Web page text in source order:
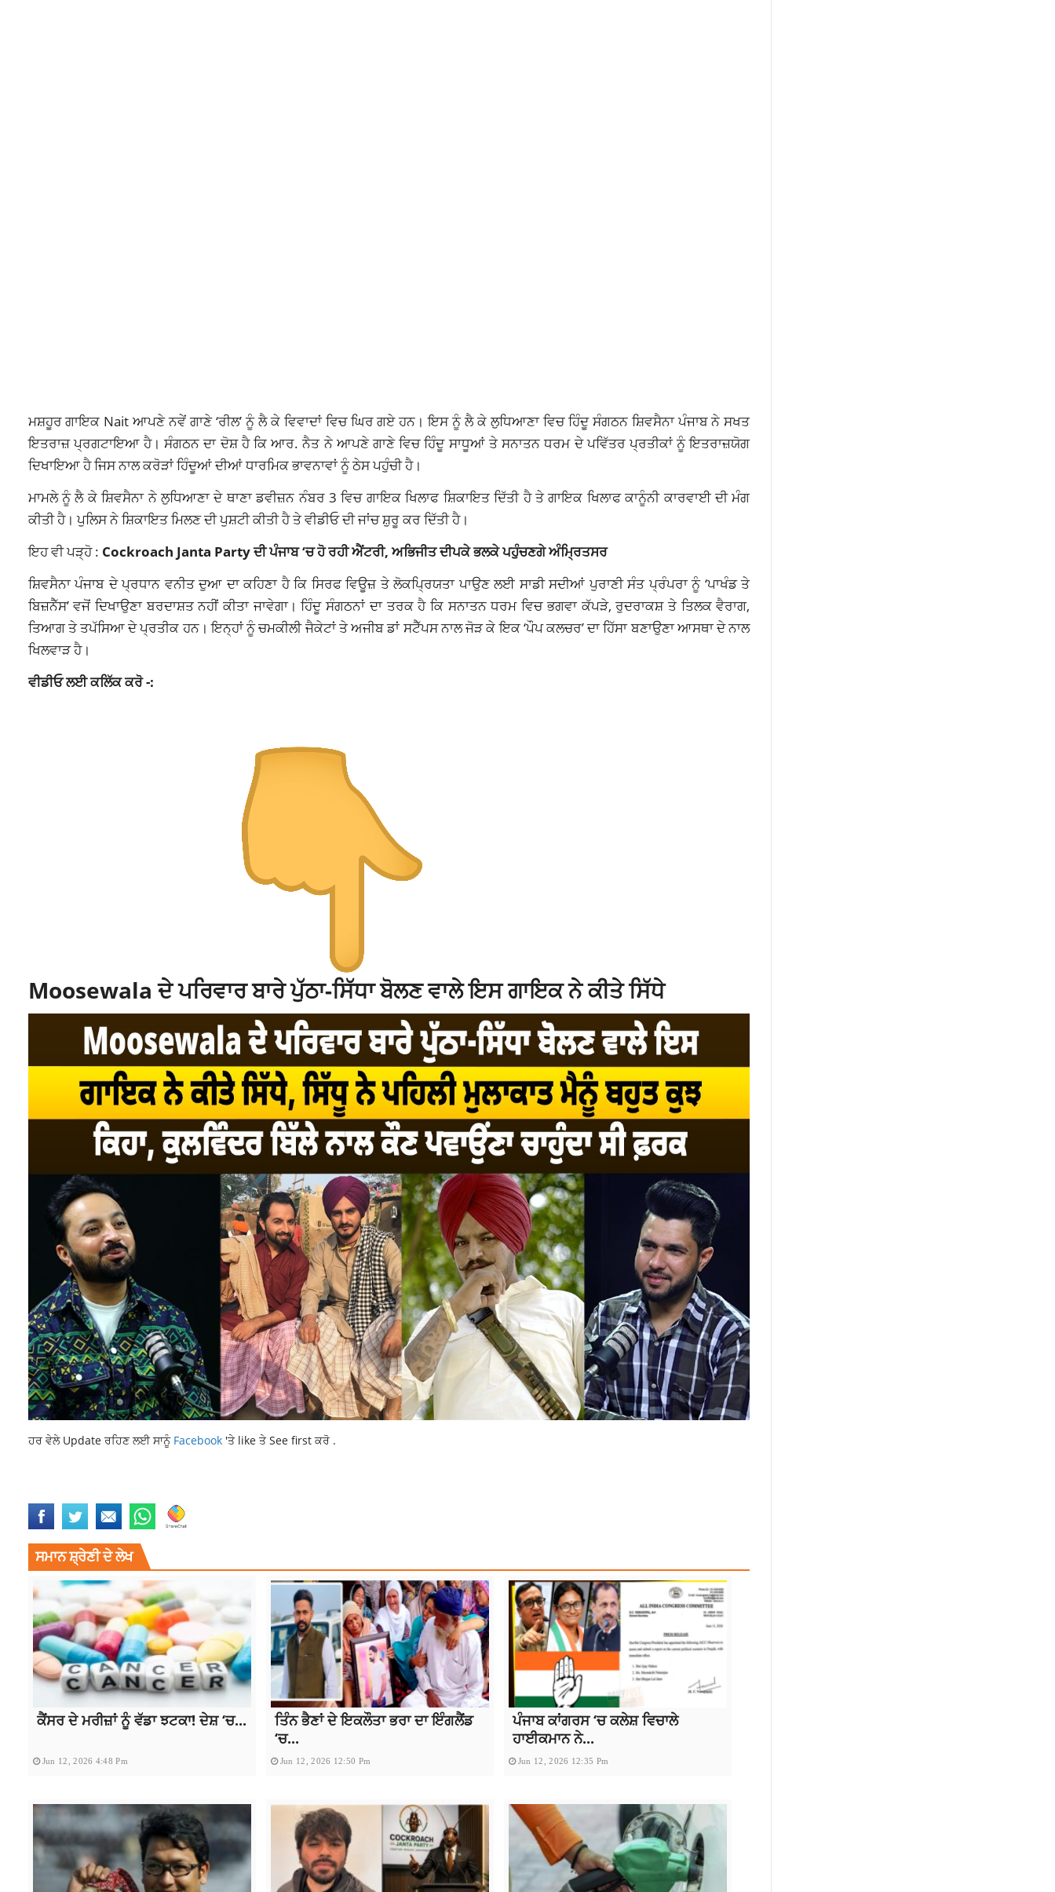
ਮਸ਼ਹੂਰ ਗਾਇਕ Nait ਆਪਣੇ ਨਵੇਂ ਗਾਣੇ ‘ਰੀਲ’ ਨੂੰ ਲੈ ਕੇ ਵਿਵਾਦਾਂ ਵਿਚ ਘਿਰ ਗਏ ਹਨ। ਇਸ ਨੂੰ ਲੈ ਕੇ ਲੁਧਿਆਣਾ ਵਿਚ ਹਿੰਦੂ ਸੰਗਠਨ ਸ਼ਿਵਸੈਨਾ ਪੰਜਾਬ ਨੇ ਸਖਤ
ਇਤਰਾਜ਼ ਪ੍ਰਗਟਾਇਆ ਹੈ। ਸੰਗਠਨ ਦਾ ਦੋਸ਼ ਹੈ ਕਿ ਆਰ. ਨੈਤ ਨੇ ਆਪਣੇ ਗਾਣੇ ਵਿਚ ਹਿੰਦੂ ਸਾਧੂਆਂ ਤੇ ਸਨਾਤਨ ਧਰਮ ਦੇ ਪਵਿੱਤਰ ਪ੍ਰਤੀਕਾਂ ਨੂੰ ਇਤਰਾਜ਼ਯੋਗ
ਦਿਖਾਇਆ ਹੈ ਜਿਸ ਨਾਲ ਕਰੋੜਾਂ ਹਿੰਦੂਆਂ ਦੀਆਂ ਧਾਰਮਿਕ ਭਾਵਨਾਵਾਂ ਨੂੰ ਠੇਸ ਪਹੁੰਚੀ ਹੈ।
ਮਾਮਲੇ ਨੂੰ ਲੈ ਕੇ ਸ਼ਿਵਸੈਨਾ ਨੇ ਲੁਧਿਆਣਾ ਦੇ ਥਾਣਾ ਡਵੀਜ਼ਨ ਨੰਬਰ 3 ਵਿਚ ਗਾਇਕ ਖਿਲਾਫ ਸ਼ਿਕਾਇਤ ਦਿੱਤੀ ਹੈ ਤੇ ਗਾਇਕ ਖਿਲਾਫ ਕਾਨੂੰਨੀ ਕਾਰਵਾਈ ਦੀ ਮੰਗ
ਕੀਤੀ ਹੈ। ਪੁਲਿਸ ਨੇ ਸ਼ਿਕਾਇਤ ਮਿਲਣ ਦੀ ਪੁਸ਼ਟੀ ਕੀਤੀ ਹੈ ਤੇ ਵੀਡੀਓ ਦੀ ਜਾਂਚ ਸ਼ੁਰੂ ਕਰ ਦਿੱਤੀ ਹੈ।
ਇਹ ਵੀ ਪੜ੍ਹੋ : Cockroach Janta Party ਦੀ ਪੰਜਾਬ ‘ਚ ਹੋ ਰਹੀ ਐਂਟਰੀ, ਅਭਿਜੀਤ ਦੀਪਕੇ ਭਲਕੇ ਪਹੁੰਚਣਗੇ ਅੰਮ੍ਰਿਤਸਰ
ਸ਼ਿਵਸੈਨਾ ਪੰਜਾਬ ਦੇ ਪ੍ਰਧਾਨ ਵਨੀਤ ਦੁਆ ਦਾ ਕਹਿਣਾ ਹੈ ਕਿ ਸਿਰਫ ਵਿਊਜ਼ ਤੇ ਲੋਕਪ੍ਰਿਯਤਾ ਪਾਉਣ ਲਈ ਸਾਡੀ ਸਦੀਆਂ ਪੁਰਾਣੀ ਸੰਤ ਪ੍ਰੰਪਰਾ ਨੂੰ ‘ਪਾਖੰਡ ਤੇ
ਬਿਜ਼ਨੈੱਸ’ ਵਜੋਂ ਦਿਖਾਉਣਾ ਬਰਦਾਸ਼ਤ ਨਹੀਂ ਕੀਤਾ ਜਾਵੇਗਾ। ਹਿੰਦੂ ਸੰਗਠਨਾਂ ਦਾ ਤਰਕ ਹੈ ਕਿ ਸਨਾਤਨ ਧਰਮ ਵਿਚ ਭਗਵਾ ਕੱਪੜੇ, ਰੁਦਰਾਕਸ਼ ਤੇ ਤਿਲਕ ਵੈਰਾਗ,
ਤਿਆਗ ਤੇ ਤਪੱਸਿਆ ਦੇ ਪ੍ਰਤੀਕ ਹਨ। ਇਨ੍ਹਾਂ ਨੂੰ ਚਮਕੀਲੀ ਜੈਕੇਟਾਂ ਤੇ ਅਜੀਬ ਡਾਂ ਸਟੈੱਪਸ ਨਾਲ ਜੋੜ ਕੇ ਇਕ ‘ਪੌਪ ਕਲਚਰ’ ਦਾ ਹਿੱਸਾ ਬਣਾਉਣਾ ਆਸਥਾ ਦੇ ਨਾਲ
ਖਿਲਵਾੜ ਹੈ।
ਵੀਡੀਓ ਲਈ ਕਲਿੱਕ ਕਰੋ -:
Moosewala ਦੇ ਪਰਿਵਾਰ ਬਾਰੇ ਪੁੱਠਾ-ਸਿੱਧਾ ਬੋਲਣ ਵਾਲੇ ਇਸ ਗਾਇਕ ਨੇ ਕੀਤੇ ਸਿੱਧੇ
ਹਰ ਵੇਲੇ Update ਰਹਿਣ ਲਈ ਸਾਨੂੰ Facebook 'ਤੇ like ਤੇ See first ਕਰੋ .
ਸਮਾਨ ਸ਼੍ਰੇਣੀ ਦੇ ਲੇਖ
ਕੈਂਸਰ ਦੇ ਮਰੀਜ਼ਾਂ ਨੂੰ ਵੱਡਾ ਝਟਕਾ! ਦੇਸ਼ ‘ਚ...
Jun 12, 2026 4:48 Pm
ਤਿੰਨ ਭੈਣਾਂ ਦੇ ਇਕਲੌਤਾ ਭਰਾ ਦਾ ਇੰਗਲੈਂਡ
‘ਚ...
Jun 12, 2026 12:50 Pm
ਪੰਜਾਬ ਕਾਂਗਰਸ ‘ਚ ਕਲੇਸ਼ ਵਿਚਾਲੇ
ਹਾਈਕਮਾਨ ਨੇ...
Jun 12, 2026 12:35 Pm